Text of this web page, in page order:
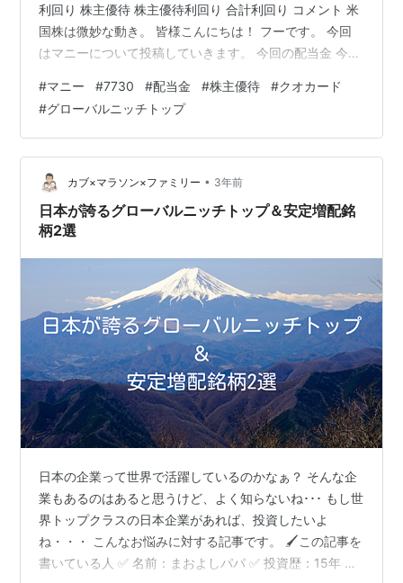
利回り 株主優待 株主優待利回り 合計利回り コメント 米
国株は微妙な動き。 皆様こんにちは！ フーです。 今回
はマニーについて投稿していきます。 今回の配当金 今回
保有をしております。 税引き後の入金金額は1,674円とな
りました。 マニー（7730） マニーの紹介をしていきた
いと思います。 配当金入金月（いつもらえるの？） 5月
と11月 権利確定月 8月 株価 2,269円（単元株100株） 年
間予定配当金 39円 …
#マニー #7730 #配当金 #株主優待 #クオカード
#グローバルニッチトップ
カブ×マラソン×ファミリー • 3年前
日本が誇るグローバルニッチトップ＆安定増配銘
柄2選
日本の企業って世界で活躍しているのかなぁ？ そんな企
業もあるのはあると思うけど、よく知らないね･･･ もし世
界トップクラスの日本企業があれば、投資したいよ
ね・・・ こんなお悩みに対する記事です。 🖌この記事を
書いている人 ✅ 名前：まおよしパパ ✅ 投資歴：15年 ✅